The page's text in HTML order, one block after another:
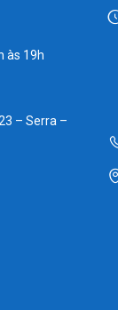
às 19h
– Serra –